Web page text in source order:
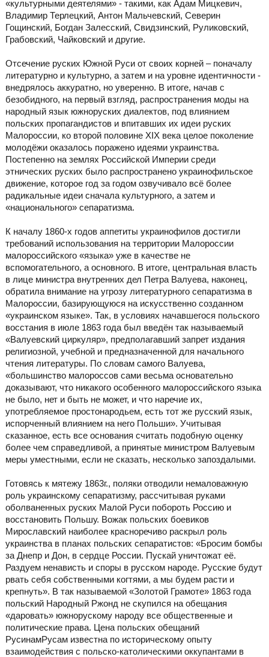
«культурными деятелями» - такими, как Адам Мицкевич,
Владимир Терлецкий, Антон Мальчевский, Северин
Гощинский, Богдан Залесский, Свидзинский, Руликовский,
Грабовский, Чайковский и другие.
Отсечение руских Южной Руси от своих корней – поначалу
литературно и культурно, а затем и на уровне идентичности -
внедрялось аккуратно, но уверенно. В итоге, начав с
безобидного, на первый взгляд, распространения моды на
народный язык южноруских диалектов, под влиянием
польских пропагандистов и впитавших их идеи руских
Малороссии, ко второй половине ХІХ века целое поколение
молодёжи оказалось поражено идеями украинства.
Постепенно на землях Российской Империи среди
этнических руских было распространено украинофильское
движение, которое год за годом озвучивало всё более
радикальные идеи сначала культурного, а затем и
«национального» сепаратизма.
К началу 1860-х годов аппетиты украинофилов достигли
требований использования на территории Малороссии
малороссийского «языка» уже в качестве не
вспомогательного, а основного. В итоге, центральная власть
в лице министра внутренних дел Петра Валуева, наконец,
обратила внимание на угрозу литературного сепаратизма в
Малороссии, базирующуюся на искусственно созданном
«украинском языке». Так, в условиях начавшегося польского
восстания в июле 1863 года был введён так называемый
«Валуевский циркуляр», предполагавший запрет издания
религиозной, учебной и предназначенной для начального
чтения литературы. По словам самого Валуева,
«большинство малороссов сами весьма основательно
доказывают, что никакого особенного малороссийского языка
не было, нет и быть не может, и что наречие их,
употребляемое простонародьем, есть тот же русский язык,
испорченный влиянием на него Польши». Учитывая
сказанное, есть все основания считать подобную оценку
более чем справедливой, а принятые министром Валуевым
меры уместными, если не сказать, несколько запоздалыми.
Готовясь к мятежу 1863г., поляки отводили немаловажную
роль украинскому сепаратизму, рассчитывая руками
оболваненных руских Малой Руси побороть Россию и
восстановить Польшу. Вожак польских боевиков
Мирославский наиболее красноречиво раскрыл роль
украинства в планах польских сепаратистов: «Бросим бомбы
за Днепр и Дон, в сердце России. Пускай уничтожат её.
Раздуем ненависть и споры в русском народе. Русские будут
рвать себя собственными когтями, а мы будем расти и
крепнуть». В так называемой «Золотой Грамоте» 1863 года
польский Народный Ржонд не скупился на обещания
«даровать» южнорускому народу все общественные и
политические права. Цена польских обещаний
РусинамРусам известна по историческому опыту
взаимодействия с польско-католическими оккупантами в